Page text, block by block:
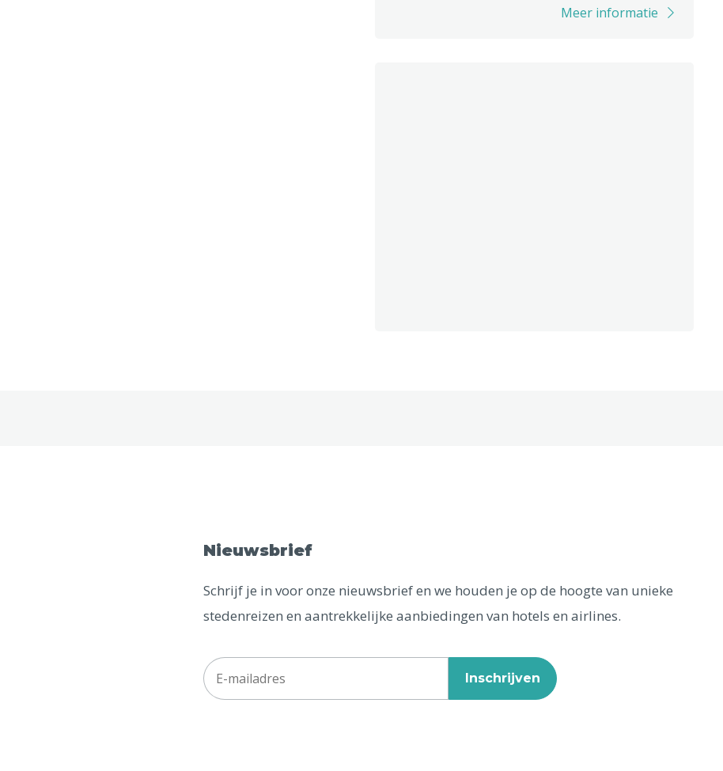
Meer informatie
Nieuwsbrief
Schrijf je in voor onze nieuwsbrief en we houden je op de hoogte van unieke
stedenreizen en aantrekkelijke aanbiedingen van hotels en airlines.
Inschrijven